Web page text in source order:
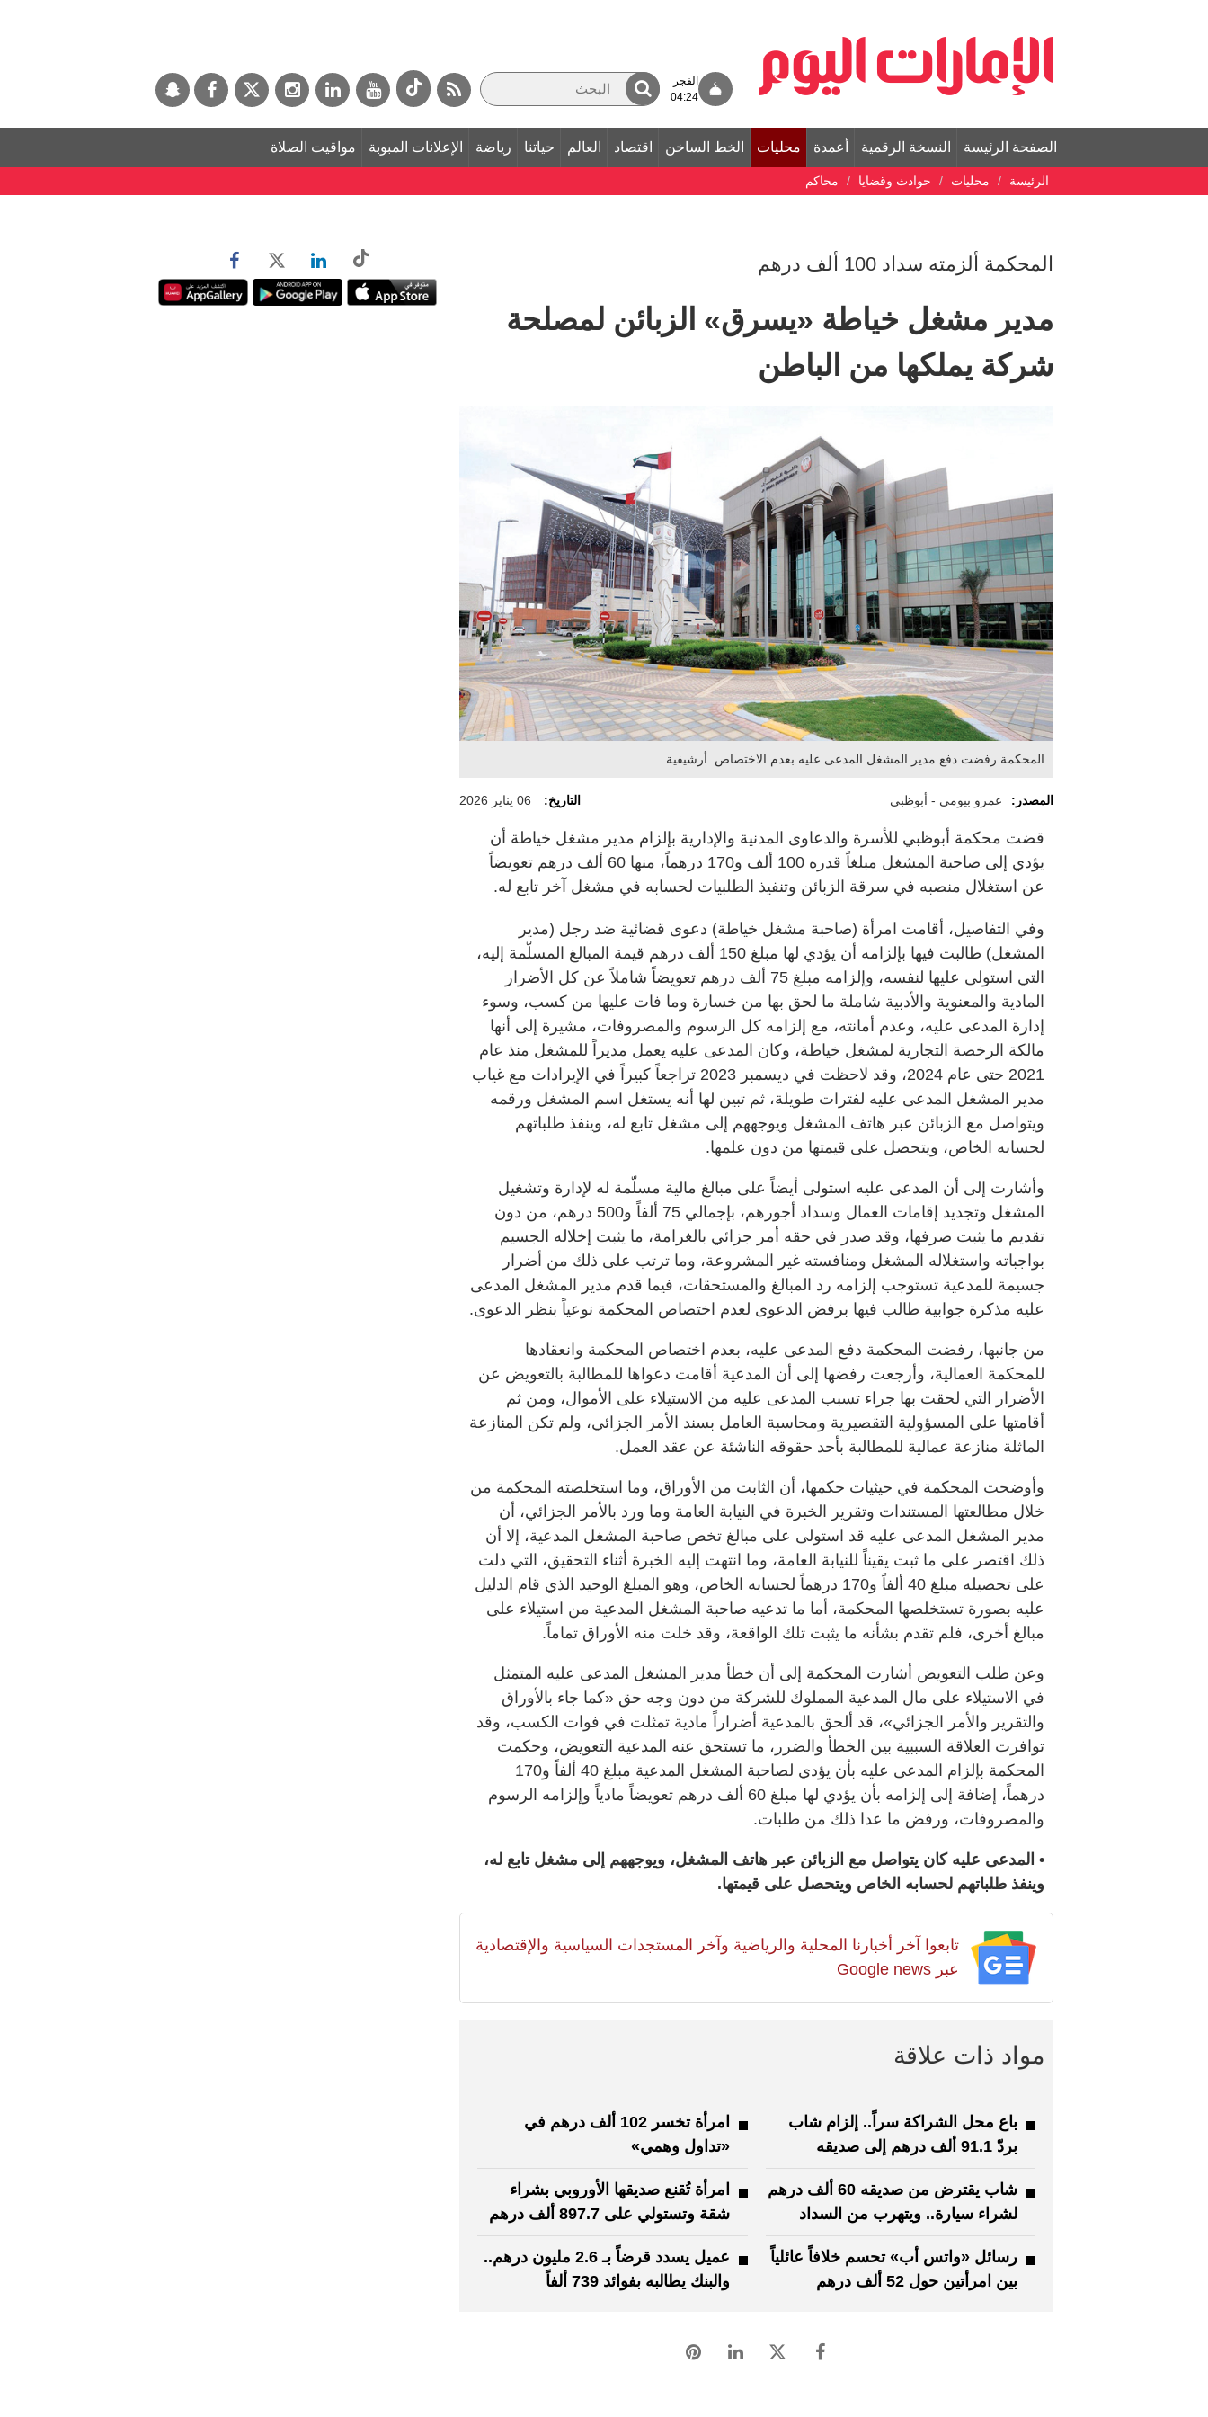
الفجر
04:24
الصفحة الرئيسة النسخة الرقمية أعمدة محليات الخط الساخن اقتصاد العالم حياتنا رياضة الإعلانات المبوبة مواقيت الصلاة
الرئيسة محليات حوادث وقضايا محاكم
المحكمة ألزمته سداد 100 ألف درهم
مدير مشغل خياطة «يسرق» الزبائن لمصلحة
شركة يملكها من الباطن
المحكمة رفضت دفع مدير المشغل المدعى عليه بعدم الاختصاص. أرشيفية
المصدر: عمرو بيومي - أبوظبي التاريخ: 06 يناير 2026
قضت محكمة أبوظبي للأسرة والدعاوى المدنية والإدارية بإلزام مدير مشغل خياطة أن
يؤدي إلى صاحبة المشغل مبلغاً قدره 100 ألف و170 درهماً، منها 60 ألف درهم تعويضاً
عن استغلال منصبه في سرقة الزبائن وتنفيذ الطلبيات لحسابه في مشغل آخر تابع له.
وفي التفاصيل، أقامت امرأة (صاحبة مشغل خياطة) دعوى قضائية ضد رجل (مدير
المشغل) طالبت فيها بإلزامه أن يؤدي لها مبلغ 150 ألف درهم قيمة المبالغ المسلّمة إليه،
التي استولى عليها لنفسه، وإلزامه مبلغ 75 ألف درهم تعويضاً شاملاً عن كل الأضرار
المادية والمعنوية والأدبية شاملة ما لحق بها من خسارة وما فات عليها من كسب، وسوء
إدارة المدعى عليه، وعدم أمانته، مع إلزامه كل الرسوم والمصروفات، مشيرة إلى أنها
مالكة الرخصة التجارية لمشغل خياطة، وكان المدعى عليه يعمل مديراً للمشغل منذ عام
2021 حتى عام 2024، وقد لاحظت في ديسمبر 2023 تراجعاً كبيراً في الإيرادات مع غياب
مدير المشغل المدعى عليه لفترات طويلة، ثم تبين لها أنه يستغل اسم المشغل ورقمه
ويتواصل مع الزبائن عبر هاتف المشغل ويوجههم إلى مشغل تابع له، وينفذ طلباتهم
لحسابه الخاص، ويتحصل على قيمتها من دون علمها.
وأشارت إلى أن المدعى عليه استولى أيضاً على مبالغ مالية مسلّمة له لإدارة وتشغيل
المشغل وتجديد إقامات العمال وسداد أجورهم، بإجمالي 75 ألفاً و500 درهم، من دون
تقديم ما يثبت صرفها، وقد صدر في حقه أمر جزائي بالغرامة، ما يثبت إخلاله الجسيم
بواجباته واستغلاله المشغل ومنافسته غير المشروعة، وما ترتب على ذلك من أضرار
جسيمة للمدعية تستوجب إلزامه رد المبالغ والمستحقات، فيما قدم مدير المشغل المدعى
عليه مذكرة جوابية طالب فيها برفض الدعوى لعدم اختصاص المحكمة نوعياً بنظر الدعوى.
من جانبها، رفضت المحكمة دفع المدعى عليه، بعدم اختصاص المحكمة وانعقادها
للمحكمة العمالية، وأرجعت رفضها إلى أن المدعية أقامت دعواها للمطالبة بالتعويض عن
الأضرار التي لحقت بها جراء تسبب المدعى عليه من الاستيلاء على الأموال، ومن ثم
أقامتها على المسؤولية التقصيرية ومحاسبة العامل بسند الأمر الجزائي، ولم تكن المنازعة
الماثلة منازعة عمالية للمطالبة بأحد حقوقه الناشئة عن عقد العمل.
وأوضحت المحكمة في حيثيات حكمها، أن الثابت من الأوراق، وما استخلصته المحكمة من
خلال مطالعتها المستندات وتقرير الخبرة في النيابة العامة وما ورد بالأمر الجزائي، أن
مدير المشغل المدعى عليه قد استولى على مبالغ تخص صاحبة المشغل المدعية، إلا أن
ذلك اقتصر على ما ثبت يقيناً للنيابة العامة، وما انتهت إليه الخبرة أثناء التحقيق، التي دلت
على تحصيله مبلغ 40 ألفاً و170 درهماً لحسابه الخاص، وهو المبلغ الوحيد الذي قام الدليل
عليه بصورة تستخلصها المحكمة، أما ما تدعيه صاحبة المشغل المدعية من استيلاء على
مبالغ أخرى، فلم تقدم بشأنه ما يثبت تلك الواقعة، وقد خلت منه الأوراق تماماً.
وعن طلب التعويض أشارت المحكمة إلى أن خطأ مدير المشغل المدعى عليه المتمثل
في الاستيلاء على مال المدعية المملوك للشركة من دون وجه حق «كما جاء بالأوراق
والتقرير والأمر الجزائي»، قد ألحق بالمدعية أضراراً مادية تمثلت في فوات الكسب، وقد
توافرت العلاقة السببية بين الخطأ والضرر، ما تستحق عنه المدعية التعويض، وحكمت
المحكمة بإلزام المدعى عليه بأن يؤدي لصاحبة المشغل المدعية مبلغ 40 ألفاً و170
درهماً، إضافة إلى إلزامه بأن يؤدي لها مبلغ 60 ألف درهم تعويضاً مادياً وإلزامه الرسوم
والمصروفات، ورفض ما عدا ذلك من طلبات.
• المدعى عليه كان يتواصل مع الزبائن عبر هاتف المشغل، ويوجههم إلى مشغل تابع له،
وينفذ طلباتهم لحسابه الخاص ويتحصل على قيمتها.
تابعوا آخر أخبارنا المحلية والرياضية وآخر المستجدات السياسية والإقتصادية
عبر Google news
مواد ذات علاقة
باع محل الشراكة سراً.. إلزام شاب
بردّ 91.1 ألف درهم إلى صديقه
امرأة تخسر 102 ألف درهم في
«تداول وهمي»
شاب يقترض من صديقه 60 ألف درهم
لشراء سيارة.. ويتهرب من السداد
امرأة تُقنع صديقها الأوروبي بشراء
شقة وتستولي على 897.7 ألف درهم
رسائل «واتس أب» تحسم خلافاً عائلياً
بين امرأتين حول 52 ألف درهم
عميل يسدد قرضاً بـ 2.6 مليون درهم..
والبنك يطالبه بفوائد 739 ألفاً